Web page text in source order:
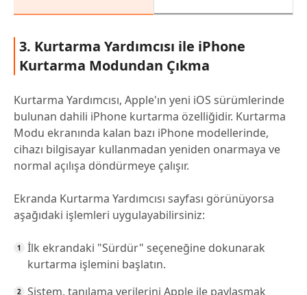
3. Kurtarma Yardımcısı ile iPhone
Kurtarma Modundan Çıkma
Kurtarma Yardımcısı, Apple'ın yeni iOS sürümlerinde
bulunan dahili iPhone kurtarma özelliğidir. Kurtarma
Modu ekranında kalan bazı iPhone modellerinde,
cihazı bilgisayar kullanmadan yeniden onarmaya ve
normal açılışa döndürmeye çalışır.
Ekranda Kurtarma Yardımcısı sayfası görünüyorsa
aşağıdaki işlemleri uygulayabilirsiniz:
İlk ekrandaki "Sürdür" seçeneğine dokunarak
kurtarma işlemini başlatın.
Sistem, tanılama verilerini Apple ile paylaşmak